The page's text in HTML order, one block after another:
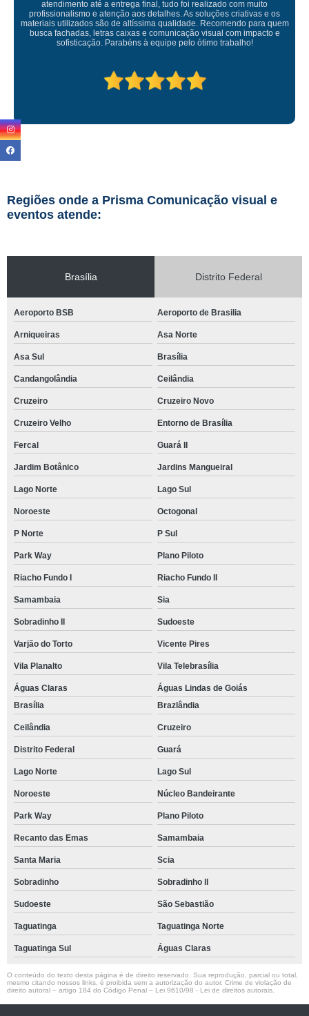
com muito
criativas e os
para quem
com impacto e
Empresa maravilhosa, entregue antes do prazo
ficou perfeita, indico de olhos
Regiões onde a Prisma Comunicação visual e
eventos atende:
Brasília Distrito Federal
Aeroporto BSB Aeroporto de Brasilia
Arniqueiras Asa Norte
Asa Sul Brasília
Candangolândia Ceilândia
Cruzeiro Cruzeiro Novo
Cruzeiro Velho Entorno de Brasília
Fercal Guará II
Jardim Botânico Jardins Mangueiral
Lago Norte Lago Sul
Noroeste Octogonal
P Norte P Sul
Park Way Plano Piloto
Riacho Fundo I Riacho Fundo II
Samambaia Sia
Sobradinho II Sudoeste
Varjão do Torto Vicente Pires
Vila Planalto Vila Telebrasília
Águas Claras
Águas Lindas de Goiás
Brasília
Brazlândia
Ceilândia Cruzeiro
Distrito Federal Guará
Lago Norte Lago Sul
Noroeste Núcleo Bandeirante
Park Way Plano Piloto
Recanto das Emas Samambaia
Santa Maria Scia
Sobradinho Sobradinho ll
Sudoeste São Sebastião
Taguatinga Taguatinga Norte
Taguatinga Sul Águas Claras
O conteúdo do texto desta página é de direito reservado. Sua reprodução, parcial ou total,
mesmo citando nossos links, é proibida sem a autorização do autor. Crime de violação de
direito autoral – artigo 184 do Código Penal – Lei 9610/98 - Lei de direitos autorais